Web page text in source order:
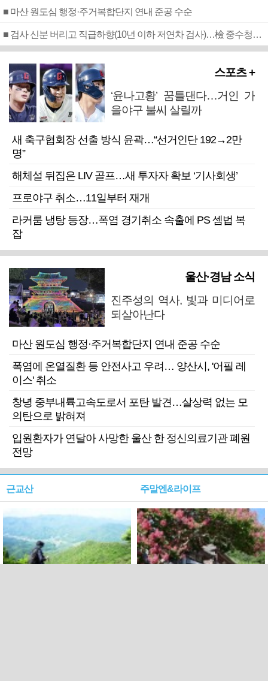
■ 마산 원도심 행정·주거복합단지 연내 준공 수순
■ 검사 신분 버리고 직급하향(10년 이하 저연차 검사)…檢 중수청행 기피
스포츠 +
‘윤나고황’ 꿈틀댄다…거인 가
을야구 불씨 살릴까
새 축구협회장 선출 방식 윤곽…“선거인단 192→2만
명”
해체설 뒤집은 LIV 골프…새 투자자 확보 ‘기사회생’
프로야구 취소…11일부터 재개
라커룸 냉탕 등장…폭염 경기취소 속출에 PS 셈법 복
잡
울산·경남 소식
진주성의 역사, 빛과 미디어로
되살아난다
마산 원도심 행정·주거복합단지 연내 준공 수순
폭염에 온열질환 등 안전사고 우려… 양산시, '어필 레
이스' 취소
창녕 중부내륙고속도로서 포탄 발견…살상력 없는 모
의탄으로 밝혀져
입원환자가 연달아 사망한 울산 한 정신의료기관 폐원
전망
근교산 주말엔&라이프